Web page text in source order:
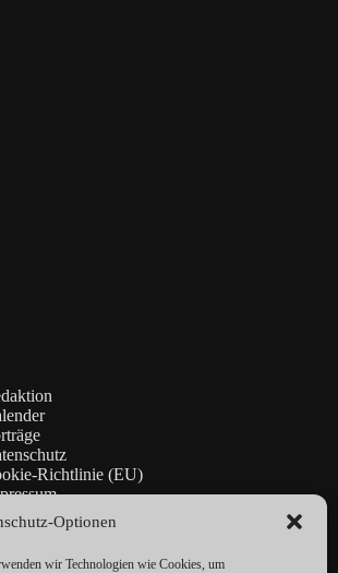
Optionen
wir Technologien wie Cookies, um
Richtlinie (EU)